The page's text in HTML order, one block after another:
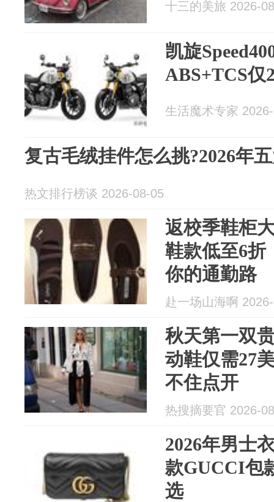
十三的美旅 2026-
凯旋
ABS+TCS仅
生活魔术专家
复古毛绒挂件怎么挑?2026年
热文排行榜谈 2026-08-05
返校季鞋柜
鞋款低至6折
你的通勤路
赴一场山海啊
秋天第一双
动鞋仅需27
不住点开
热搜摘要官 2026-
2026年男士
款GUCCI包
选